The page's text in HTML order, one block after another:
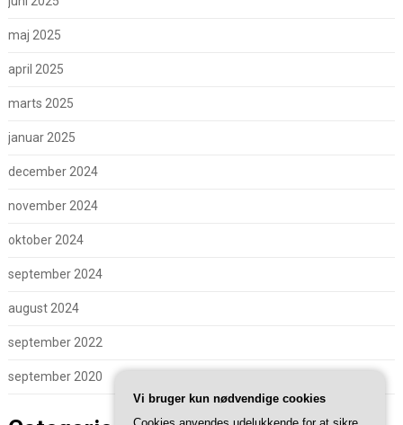
maj 2025
april 2025
marts 2025
januar 2025
december 2024
november 2024
oktober 2024
september 2024
august 2024
september 2022
september 2020
Vi bruger kun nødvendige cookies